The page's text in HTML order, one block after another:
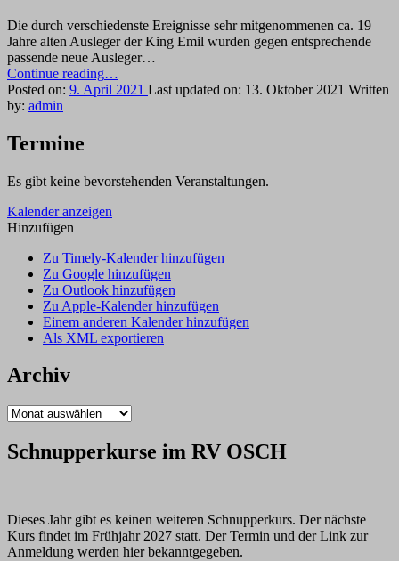
Die durch verschiedenste Ereignisse sehr mitgenommenen ca. 19
Jahre alten Ausleger der King Emil wurden gegen entsprechende
passende neue Ausleger…
Continue reading“King
Emil
…
Posted on: 9. April 2021 Last updated on: 13. Oktober 2021 Written
by: admin
Termine
Es gibt keine bevorstehenden Veranstaltungen.
Kalender anzeigen
Hinzufügen
Zu Timely-Kalender hinzufügen
Zu Google hinzufügen
Zu Outlook hinzufügen
Zu Apple-Kalender hinzufügen
Einem anderen Kalender hinzufügen
Als XML exportieren
Archiv
Archiv
Schnupperkurse im RV OSCH
Dieses Jahr gibt es keinen weiteren Schnupperkurs. Der nächste
Kurs findet im Frühjahr 2027 statt. Der Termin und der Link zur
Anmeldung werden hier bekanntgegeben.